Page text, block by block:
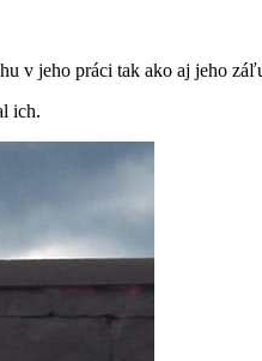
v jeho práci tak ako aj jeho
ich.